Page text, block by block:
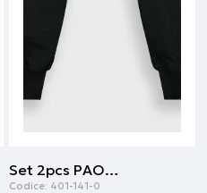
Set 2pcs PAOK FC | Nero
Codice: 401-141-0